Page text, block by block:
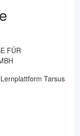
FÜR
Tarsus